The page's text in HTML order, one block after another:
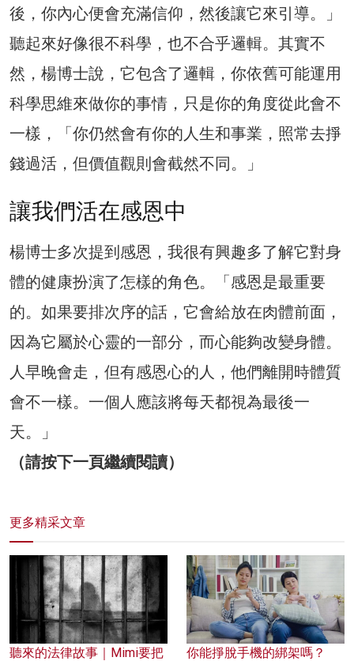
後，你內心便會充滿信仰，然後讓它來引導。」
聽起來好像很不科學，也不合乎邏輯。其實不
然，楊博士說，它包含了邏輯，你依舊可能運用
科學思維來做你的事情，只是你的角度從此會不
一樣，「你仍然會有你的人生和事業，照常去掙
錢過活，但價值觀則會截然不同。」
讓我們活在感恩中
楊博士多次提到感恩，我很有興趣多了解它對身
體的健康扮演了怎樣的角色。「感恩是最重要
的。如果要排次序的話，它會給放在肉體前面，
因為它屬於心靈的一部分，而心能夠改變身體。
人早晚會走，但有感恩心的人，他們離開時體質
會不一樣。一個人應該將每天都視為最後一
天。」
（請按下一頁繼續閱讀）
更多精采文章
聽來的法律故事｜Mimi要把 你能掙脫手機的綁架嗎？